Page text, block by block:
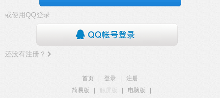
或使用QQ登录
还没有注册？
首页 登录
注册
简易版
触屏版 电脑版